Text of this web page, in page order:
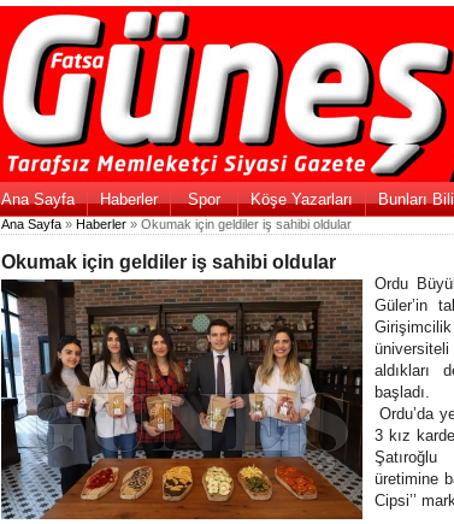
Ana Sayfa Haberler Spor Köşe Yazarları Bunları
Ana Sayfa » Haberler » Okumak için geldiler iş sahibi oldular
Okumak için geldiler iş sahibi oldular
Ordu
Güler’in
aldıkları
başladı.
Ordu’da
3 kız
üretimine
Cipsi’’